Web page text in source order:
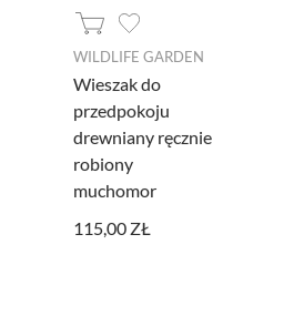
WILDLIFE GARDEN
Wieszak do
przedpokoju
drewniany ręcznie
robiony
muchomor
115,00 ZŁ